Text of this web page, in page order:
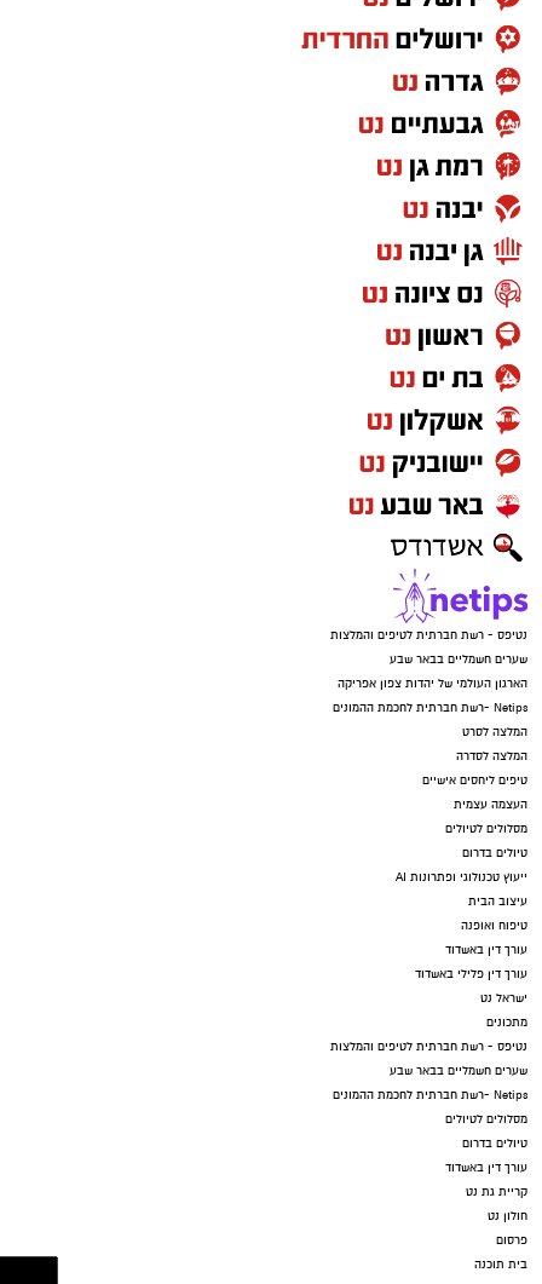
נטיפס - רשת חברתית לטיפים והמלצות
שערים חשמליים בבאר שבע
הארגון העולמי של יהדות צפון אפריקה
Netips -רשת חברתית לחכמת ההמונים
המלצה לסרט
המלצה לסדרה
טיפים ליחסים אישיים
העצמה עצמית
מסלולים לטיולים
טיולים בדרום
ייעוץ טכנולוגי ופתרונות AI
עיצוב הבית
טיפוח ואופנה
עורך דין באשדוד
עורך דין פלילי באשדוד
ישראל נט
מתכונים
נטיפס - רשת חברתית לטיפים והמלצות
שערים חשמליים בבאר שבע
Netips -רשת חברתית לחכמת ההמונים
מסלולים לטיולים
טיולים בדרום
עורך דין באשדוד
קריית גת נט
חולון נט
פרסום
בית תוכנה